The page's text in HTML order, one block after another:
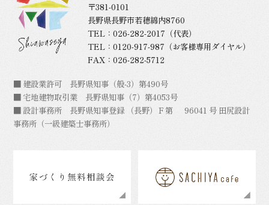
〒381-0101
長野県長野市若穂綿内8760
TEL： 026-282-2017 （代表）
TEL： 0120-917-987 （お客様専用ダイヤル）
FAX：026-282-5712
■ 建設業許可 長野県知事（般-3）第490号
■ 宅地建物取引業 長野県知事（7）第4053号
■ 設計事務所 長野県知事登録 （長野）Ｆ第 96041 号 田尻設計
事務所（一級建築士事務所）